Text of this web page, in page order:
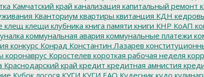
Камчатский край канализация капитальный ремонт
Кванториум квартиры квитанция КДН
клещ клещи клубника книга памяти книги КНР КоАП
коммунальная авария коммунальные платежи
конкурс Конрад Константин Лазарев
коронаврус Коростелев короткая рабочая неделя
Краснодарский край кредит кредитная амнистия
Кубок лосося КУГИ КУГИ ЕАО Кудесник кудо